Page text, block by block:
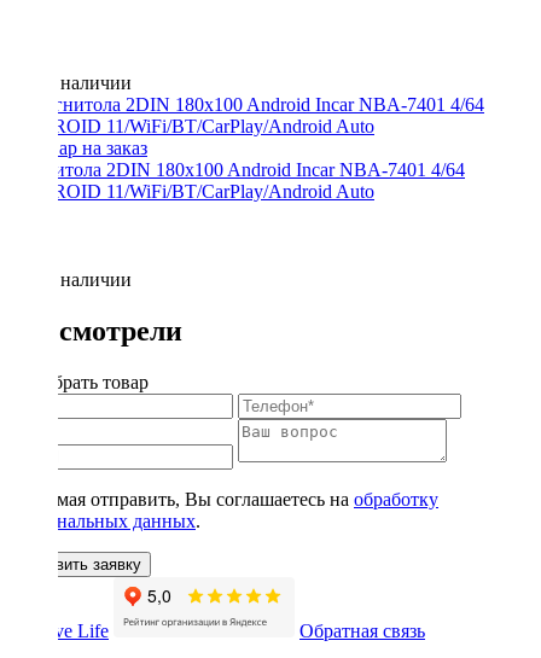
Нет в наличии
Магнитола 2DIN 180x100 Android Incar NBA-7401 4/64
ANDROID 11/WiFi/BT/CarPlay/Android Auto
Нет в наличии
Вы смотрели
Подобрать товар
Нажимая отправить, Вы соглашаетесь на обработку
персональных данных.
Оставить заявку
Обратная связь